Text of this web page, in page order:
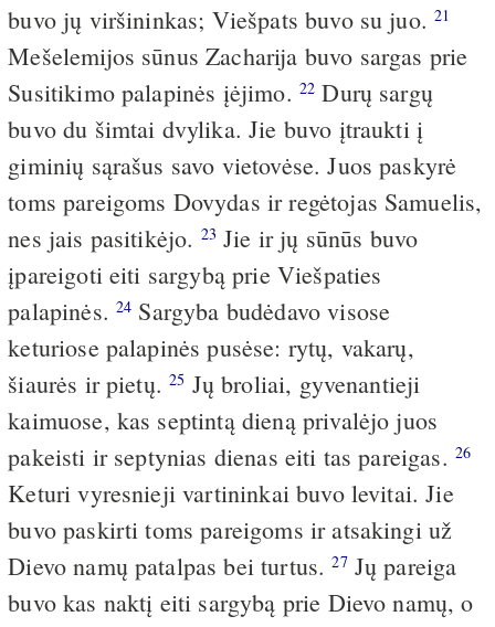
buvo jų viršininkas; Viešpats buvo su juo.21
Mešelemijos sūnus Zacharija buvo sargas prie
Susitikimo palapinės įėjimo. 22 Durų sargų
buvo du šimtai dvylika. Jie buvo įtraukti į
giminių sąrašus savo vietovėse. Juos paskyrė
toms pareigoms Dovydas ir regėtojas Samuelis,
nes jais pasitikėjo. 23 Jie ir jų sūnūs buvo
įpareigoti eiti sargybą prie Viešpaties
palapinės. 24 Sargyba budėdavo visose
keturiose palapinės pusėse: rytų, vakarų,
šiaurės ir pietų.25 Jų broliai, gyvenantieji
kaimuose, kas septintą dieną privalėjo juos
pakeisti ir septynias dienas eiti tas pareigas. 26
Keturi vyresnieji vartininkai buvo levitai. Jie
buvo paskirti toms pareigoms ir atsakingi už
Dievo namų patalpas bei turtus.27Jų pareiga
buvo kas naktį eiti sargybą prie Dievo namų, o